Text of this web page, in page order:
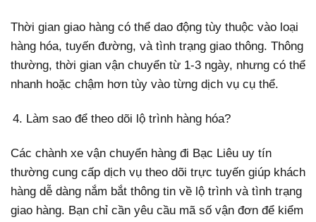
Thời gian giao hàng có thể dao động tùy thuộc vào loại
hàng hóa, tuyến đường, và tình trạng giao thông. Thông
thường, thời gian vận chuyển từ 1-3 ngày, nhưng có thể
nhanh hoặc chậm hơn tùy vào từng dịch vụ cụ thể.
Làm sao để theo dõi lộ trình hàng hóa?
Các chành xe vận chuyển hàng đi Bạc Liêu uy tín
thường cung cấp dịch vụ theo dõi trực tuyến giúp khách
hàng dễ dàng nắm bắt thông tin về lộ trình và tình trạng
giao hàng. Bạn chỉ cần yêu cầu mã số vận đơn để kiểm